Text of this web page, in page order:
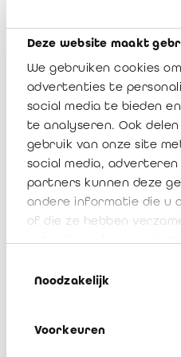
Deze website maakt
We gebruiken cookies
advertenties te
social media te bieden
te analyseren. Ook
gebruik van onze site
social media, adverteren
partners kunnen deze
andere informatie die u
of die ze hebben
Noodzakelijk
Voorkeuren
Forme juridique :
Numéro d'entreprise :
Numéro
Téléphone :
02
Email public :
E-mail public
Site internet :
indépendamment lié, A